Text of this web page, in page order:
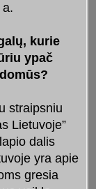
kurie
ypač
straipsniu
Lietuvoje”
dalis
yra apie
gresia